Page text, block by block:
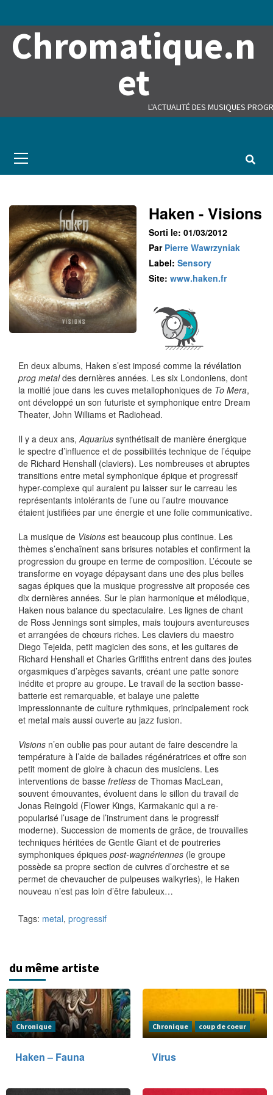
Chromatique.n
et
L'ACTUALITÉ DES MUSIQUES
Menu
Haken - Visions
Sorti le: 01/03/2012
Par Pierre Wawrzyniak
Label: Sensory
Site: www.haken.fr
En deux albums, Haken s’est imposé comme la révélation
prog metaldes dernières années. Les six Londoniens, dont
la moitié joue dans les cuves metallophoniques de To Mera,
ont développé un son futuriste et symphonique entre Dream
Theater, John Williams et Radiohead.
Il y a deux ans,Aquarius synthétisait de manière énergique
le spectre d’influence et de possibilités technique de l’équipe
de Richard Henshall (claviers). Les nombreuses et abruptes
transitions entre metal symphonique épique et progressif
hyper-complexe qui auraient pu laisser sur le carreau les
représentants intolérants de l’une ou l’autre mouvance
étaient justifiées par une énergie et une folie communicative.
La musique de Visions est beaucoup plus continue. Les
thèmes s’enchaînent sans brisures notables et confirment la
progression du groupe en terme de composition. L’écoute se
transforme en voyage dépaysant dans une des plus belles
sagas épiques que la musique progressive ait proposée ces
dix dernières années. Sur le plan harmonique et mélodique,
Haken nous balance du spectaculaire. Les lignes de chant
de Ross Jennings sont simples, mais toujours aventureuses
et arrangées de chœurs riches. Les claviers du maestro
Diego Tejeida, petit magicien des sons, et les guitares de
Richard Henshall et Charles Griffiths entrent dans des joutes
orgasmiques d’arpèges savants, créant une patte sonore
inédite et propre au groupe. Le travail de la section basse-
batterie est remarquable, et balaye une palette
impressionnante de culture rythmiques, principalement rock
et metal mais aussi ouverte au jazz fusion.
Visions n’en oublie pas pour autant de faire descendre la
température à l’aide de ballades régénératrices et offre son
petit moment de gloire à chacun des musiciens. Les
interventions de basse fretless de Thomas MacLean,
souvent émouvantes, évoluent dans le sillon du travail de
Jonas Reingold (Flower Kings, Karmakanic qui a re-
popularisé l’usage de l’instrument dans le progressif
moderne). Succession de moments de grâce, de trouvailles
techniques héritées de Gentle Giant et de poutreries
symphoniques épiques post-wagnériennes (le groupe
possède sa propre section de cuivres d’orchestre et se
permet de chevaucher de pulpeuses walkyries), le Haken
nouveau n’est pas loin d’être fabuleux…
Tags: metal, progressif
du même artiste
Chronique
Haken – Fauna
Chronique coup de coeur
Virus